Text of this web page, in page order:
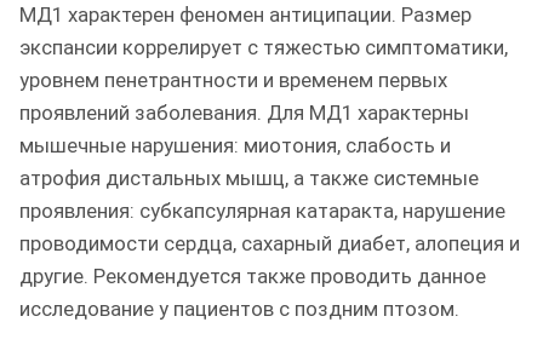
МД1 характерен феномен антиципации. Размер
экспансии коррелирует с тяжестью симптоматики,
уровнем пенетрантности и временем первых
проявлений заболевания. Для МД1 характерны
мышечные нарушения: миотония, слабость и
атрофия дистальных мышц, а также системные
проявления: субкапсулярная катаракта, нарушение
проводимости сердца, сахарный диабет, алопеция и
другие. Рекомендуется также проводить данное
исследование у пациентов с поздним птозом.